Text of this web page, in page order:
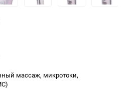
массаж, микротоки,